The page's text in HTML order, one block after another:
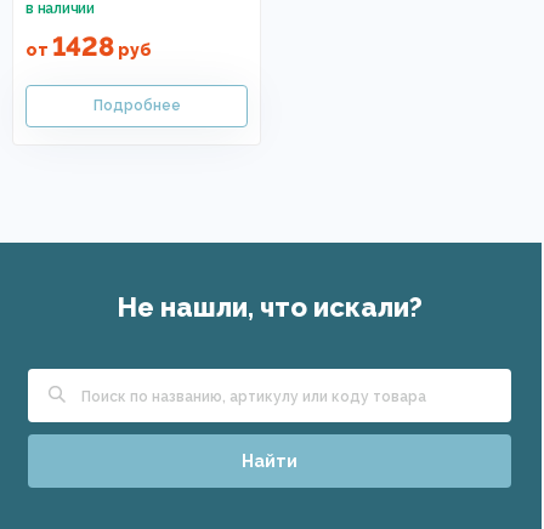
от 1428 руб
Не нашли, что искали?
Найти